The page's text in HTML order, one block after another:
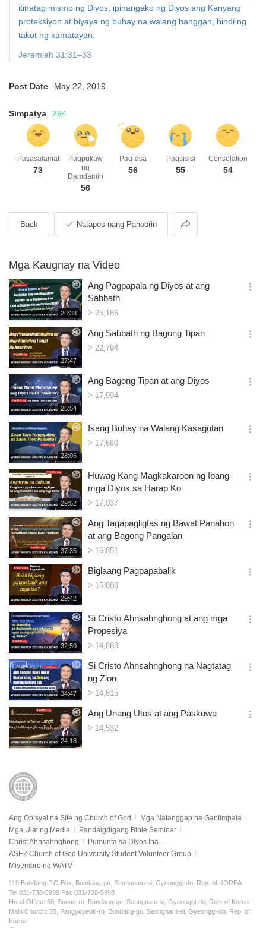
itinatag mismo ng Diyos, ipinangako ng Diyos ang Kanyang
proteksiyon at biyaya ng buhay na walang hanggan,
hindi ng
takot ng kamatayan.
Jeremiah 31:31–33
Post Date May 22, 2019
Simpatya 294
Pasasalamat
73
Pagpukaw
ng
Damdamin
56
Pag-asa
56
Pagsisisi
55
Consolation
54
Back Natapos nang Panoorin Pagbabahagi
Mga Kaugnay na Video
재
생
시
간
26:38
Ang Pagpapala ng Diyos at ang
Sabbath
Bilang
Panonood
25,186
옵
기
재
생
시
간
27:47
Ang Sabbath ng Bagong Tipan
Bilang
22,794
옵
기
재
생
시
간
26:54
Ang Bagong Tipan at ang Diyos
Bilang
17,994
옵
기
재
생
시
간
28:06
Isang Buhay na Walang Kasagutan
Bilang
17,660
옵
기
재
생
시
간
29:52
Huwag Kang Magkakaroon ng Ibang
mga Diyos sa Harap Ko
Bilang
Panonood
17,037
옵
기
재
생
시
간
37:35
Ang Tagapagligtas ng Bawat Panahon
at ang Bagong Pangalan
Bilang
Panonood
16,851
옵
기
재
생
시
간
29:42
Biglaang Pagpapabalik
Bilang
15,000
옵
기
재
생
시
간
32:50
Si Cristo Ahnsahnghong at ang mga
Propesiya
Bilang
Panonood
14,883
옵
기
재
생
시
간
34:47
Si Cristo Ahnsahnghong na Nagtatag
ng Zion
Bilang
Panonood
14,815
옵
기
재
생
24:18
Ang Unang Utos at ang Paskuwa
Bilang
14,532
옵
Ang Opisyal na Site ng Church of God
Mga Natanggap na Gantimpala
Mga Ulat ng Media
Pandaigdigang Bible Seminar
Christ Ahnsahnghong
Pumunta sa Diyos Ina
ASEZ Church of God University Student Volunteer Group
Miyembro ng WATV
119 Bundang P.O.Box, Bundang-gu, Seongnam-si, Gyeonggi-do, Rep. of KOREA
Tel 031-738-5999 Fax 031-738-5998
Head Office: 50, Sunae-ro, Bundang-gu, Seongnam-si, Gyeonggi-do, Rep. of Korea
Main Church: 35, Pangyoyeok-ro, Bundang-gu, Seongnam-si, Gyeonggi-do, Rep. of
Korea